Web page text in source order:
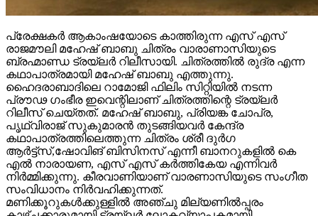
പ്രേക്ഷകർ ആകാംഷയോടെ കാത്തിരുന്ന എസ് എസ്
രാജമൗലി മഹേഷ് ബാബു ചിത്രം വാരാണാസിയുടെ
ബ്രഹ്മാണ്ഡ ട്രയ്ലർ റിലീസായി. ചിത്രത്തിൽ രുദ്ര എന്ന
കഥാപാത്രമായി മഹേഷ് ബാബു എത്തുന്നു.
ഹൈദരാബാദിലെ റാമോജി ഫിലിം സിറ്റിയിൽ നടന്ന
പ്രൗഢ ഗംഭീര ഇവെന്റിലാണ് ചിത്രത്തിന്റെ ട്രയ്ലർ
റിലീസ് ചെയ്തത്. മഹേഷ് ബാബു, പ്രിയങ്ക ചോപ്ര,
പൃഥ്വിരാജ് സുകുമാരൻ തുടങ്ങിയവർ കേന്ദ്ര
കഥാപാത്രത്തിലെത്തുന്ന ചിത്രം ശ്രീ ദുർഗ
ആർട്ട്സ്,ഷോവിങ് ബിസിനസ് എന്നീ ബാനറുകളിൽ കെ
എൽ നാരായണ, എസ് എസ് കർത്തികേയ എന്നിവർ
നിർമ്മിക്കുന്നു. കീരവാണിയാണ് വാരണാസിയുടെ സംഗീത
സംവിധാനം നിർവഹിക്കുന്നത്.
മണിക്കൂറുകൾക്കുള്ളിൽ അഞ്ചു മില്യണിൽപ്പരം
കാഴ്ചക്കാരുമായി ട്രയ്ലർ ലോകവ്യാപകമായി
ട്രെൻഡിങ്ങിൽ മുന്നിലാണ്.